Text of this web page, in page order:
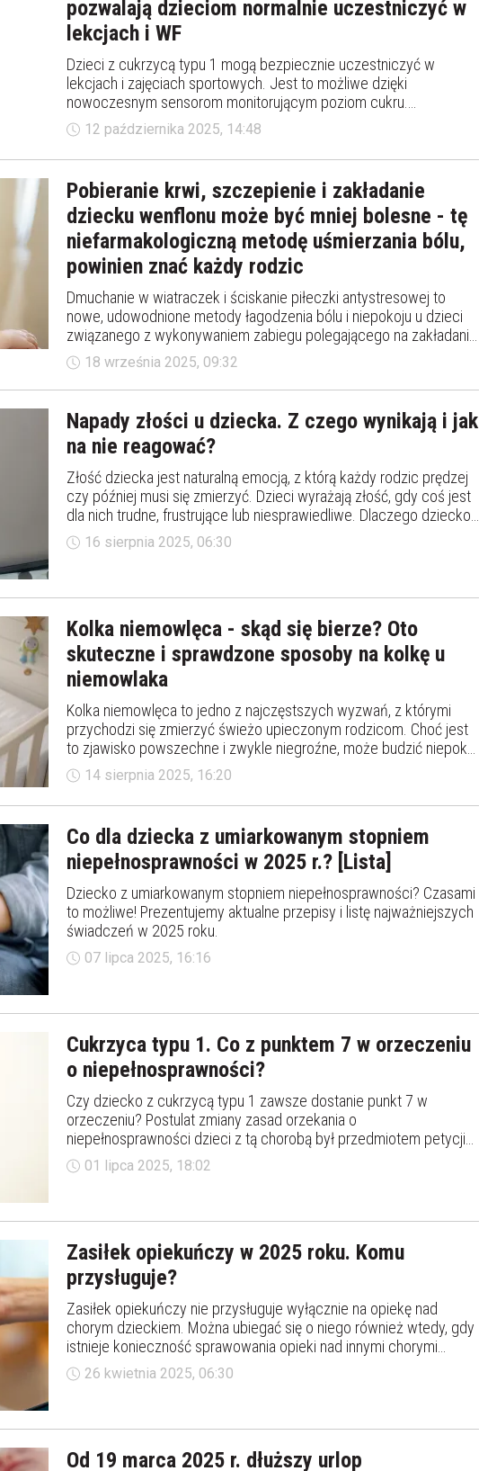
pozwalają dzieciom normalnie uczestniczyć w
lekcjach i WF
Dzieci z cukrzycą typu 1 mogą bezpiecznie uczestniczyć w
lekcjach i zajęciach sportowych. Jest to możliwe dzięki
nowoczesnym sensorom monitorującym poziom cukru.
Technologia, zdrowe nawyki i wsparcie dorosłych sprawiają, że
choroba nie musi ograniczać codziennej aktywności ucznia.
12 października 2025, 14:48
Pobieranie krwi, szczepienie i zakładanie
dziecku wenflonu może być mniej bolesne - tę
niefarmakologiczną metodę uśmierzania bólu,
powinien znać każdy rodzic
Dmuchanie w wiatraczek i ściskanie piłeczki antystresowej to
nowe, udowodnione metody łagodzenia bólu i niepokoju u dzieci
związanego z wykonywaniem zabiegu polegającego na zakładaniu
wenflonu. W związku z tym, że opierają się one o uniwersalnej,
bramkowej teorii bólu Melzacka i Wallamechanizm - z
powodzeniem, mogą być również wykorzystywane przez
rodziców przy innych wykonywanych dziecku zabiegach
pielęgniarskich, takich jak pobieranie krwi czy wszelkiego rodzaju
iniekcje.
18 września 2025, 09:32
Napady złości u dziecka. Z czego wynikają i jak
na nie reagować?
Złość dziecka jest naturalną emocją, z którą każdy rodzic prędzej
czy później musi się zmierzyć. Dzieci wyrażają złość, gdy coś jest
dla nich trudne, frustrujące lub niesprawiedliwe. Dlaczego dziecko
ma napady złości? O czym świadczą napady złości?
16 sierpnia 2025, 06:30
Kolka niemowlęca - skąd się bierze? Oto
skuteczne i sprawdzone sposoby na kolkę u
niemowlaka
Kolka niemowlęca to jedno z najczęstszych wyzwań, z którymi
przychodzi się zmierzyć świeżo upieczonym rodzicom. Choć jest
to zjawisko powszechne i zwykle niegroźne, może budzić niepokój
i poczucie bezradności. Na szczęście istnieją sprawdzone
sposoby, które mogą przynieść ulgę maluszkowi i jego opiekunom.
14 sierpnia 2025, 16:20
Co dla dziecka z umiarkowanym stopniem
niepełnosprawności w 2025 r.? [Lista]
Dziecko z umiarkowanym stopniem niepełnosprawności? Czasami
to możliwe! Prezentujemy aktualne przepisy i listę najważniejszych
świadczeń w 2025 roku.
07 lipca 2025, 16:16
Cukrzyca typu 1. Co z punktem 7 w orzeczeniu
o niepełnosprawności?
Czy dziecko z cukrzycą typu 1 zawsze dostanie punkt 7 w
orzeczeniu? Postulat zmiany zasad orzekania o
niepełnosprawności dzieci z tą chorobą był przedmiotem petycji
skierowanej do Ministerstwa Rodziny, Pracy i Polityki Społecznej. Z
udzielonej odpowiedzi wynika jednak, iż takie zmiany nie zostaną
01 lipca 2025, 18:02
Zasiłek opiekuńczy w 2025 roku. Komu
przysługuje?
Zasiłek opiekuńczy nie przysługuje wyłącznie na opiekę nad
chorym dzieckiem. Można ubiegać się o niego również wtedy, gdy
istnieje konieczność sprawowania opieki nad innymi chorymi
członkami rodziny. W niektórych określonych przypadkach – także
nad zdrowym dzieckiem. Komu przysługuje i ile wynosi zasiłek
26 kwietnia 2025, 06:30
Od 19 marca 2025 r. dłuższy urlop